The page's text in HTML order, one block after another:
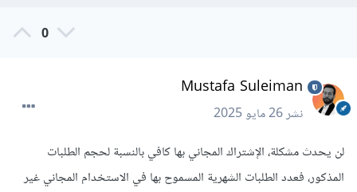
0
Mustafa Suleiman
نشر26 مايو 2025
لن يحدث مشكلة، الإشتراك المجاني بها كافي بالنسبة لحجم الطلبات
المذكور، فعدد الطلبات الشهرية المسموح بها في الاستخدام المجاني غير